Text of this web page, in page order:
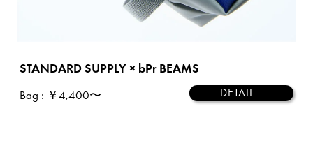
STANDARD SUPPLY × bPr BEAMS
Bag : ￥4,400〜 DETAIL